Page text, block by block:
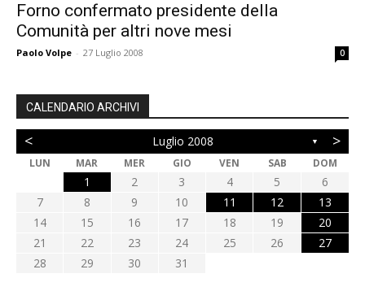
Forno confermato presidente della
Comunità per altri nove mesi
Paolo Volpe - 27 Luglio 2008 0
CALENDARIO ARCHIVI
< Luglio 2008 ▼ >
LUN MAR MER GIO VEN SAB DOM
1 2 3 4 5
6
7
8 9 10 11 12
13
14
15 16 17 18 19
20
21
22 23 24 25 26
27
28
29 30 31